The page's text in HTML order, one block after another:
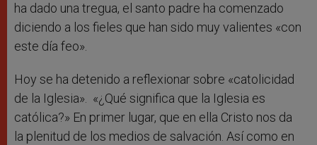
ha dado una tregua, el santo padre ha comenzado
diciendo a los fieles que han sido muy valientes «con
este día feo».
Hoy se ha detenido a reflexionar sobre «catolicidad
de la Iglesia». «¿Qué significa que la Iglesia es
católica?» En primer lugar, que en ella Cristo nos da
la plenitud de los medios de salvación. Así como en